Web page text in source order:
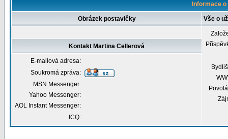
Informace
Obrázek postavičky Vše o
Kontakt Martina Cellerová
E-mailová adresa:
Soukromá zpráva:
MSN Messenger:
Yahoo Messenger:
AOL Instant Messenger:
ICQ: